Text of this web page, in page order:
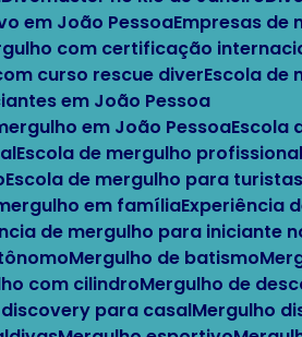
em João Pessoa Empresas
com certificação
curso rescue diver Escola
em João Pessoa
em João Pessoa
Escola de mergulho
Escola de mergulho para turistas
em família Experiência
de mergulho para iniciante
Mergulho de batismo
com cilindro
Mergulho de
discovery para casal
Mergulho